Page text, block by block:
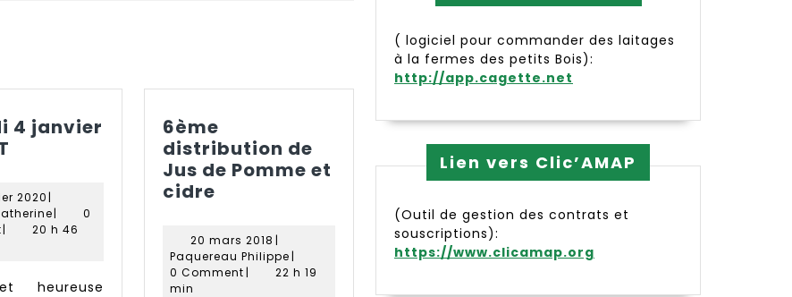
4 janvier
janvier
URGENT
20202
janvier
2020
|
Paradis
Catherine
|
0
|
20 h 46
6ème
distribution de
Jus de Pomme et
cidre
de
Jus
de
20 mars 2018 20
mars
2018
|
Paquereau PhilippePaquereau
Philippe
|
0 Comment |
22 h 19
min
( logiciel pour commander des laitages
à la fermes des petits Bois):
http://app.cagette.net
Lien vers Clic’AMAP
(Outil de gestion des contrats et
souscriptions):
https://www.clicamap.org